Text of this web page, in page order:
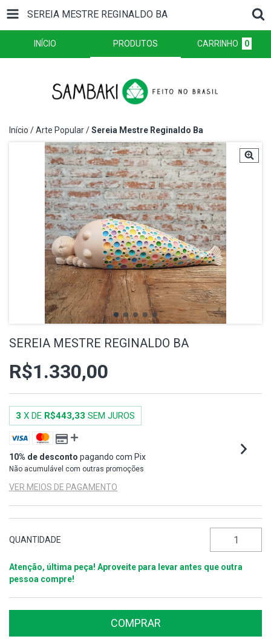
SEREIA MESTRE REGINALDO BA
INÍCIO PRODUTOS CARRINHO 0
Início /Arte Popular/Sereia Mestre Reginaldo Ba
SEREIA MESTRE REGINALDO BA
R$1.330,00
3 X DE R$443,33 SEM JUROS
10% de desconto pagando com Pix
Não acumulável com outras promoções
VER MEIOS DE PAGAMENTO
QUANTIDADE
Atenção, última peça! Aproveite para levar antes que outra
pessoa compre!